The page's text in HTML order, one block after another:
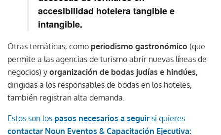
accesibilidad hotelera tangible e
intangible.
Otras temáticas, como periodismo gastronómico (que
permite a las agencias de turismo abrir nuevas líneas de
negocios) y organización de bodas judías e hindúes,
dirigidas a los responsables de bodas en los hoteles,
también registran alta demanda.
Estos son los pasos necesarios a seguir si quieres
contactar Noun Eventos & Capacitación Ejecutiva: